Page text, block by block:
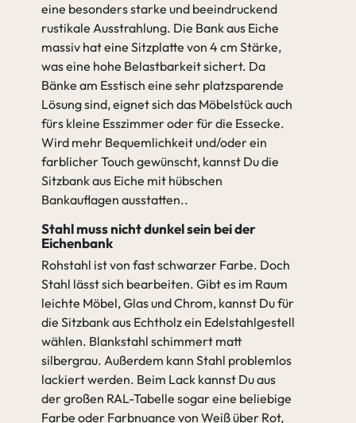
eine besonders starke und beeindruckend
rustikale Ausstrahlung. Die Bank aus Eiche
massiv hat eine Sitzplatte von 4 cm Stärke,
was eine hohe Belastbarkeit sichert. Da
Bänke am Esstisch eine sehr platzsparende
Lösung sind, eignet sich das Möbelstück auch
fürs kleine Esszimmer oder für die Essecke.
Wird mehr Bequemlichkeit und/oder ein
farblicher Touch gewünscht, kannst Du die
Sitzbank aus Eiche mit hübschen
Bankauflagen ausstatten.
Stahl muss nicht dunkel sein bei der
Eichenbank
Rohstahl ist von fast schwarzer Farbe. Doch
Stahl lässt sich bearbeiten. Gibt es im Raum
leichte Möbel, Glas und Chrom, kannst Du für
die Sitzbank aus Echtholz ein Edelstahlgestell
wählen. Blankstahl schimmert matt
silbergrau. Außerdem kann Stahl problemlos
lackiert werden. Beim Lack kannst Du aus
der großen RAL-Tabelle sogar eine beliebige
Farbe oder Farbnuance von Weiß über Rot,